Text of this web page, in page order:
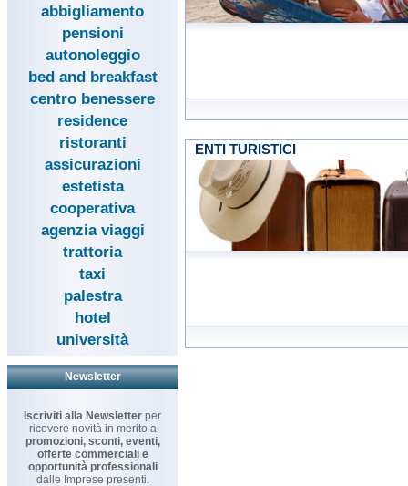
abbigliamento
pensioni
autonoleggio
bed and breakfast
centro benessere
residence
ristoranti
assicurazioni
estetista
cooperativa
agenzia viaggi
trattoria
taxi
palestra
hotel
università
Newsletter
Iscriviti alla Newsletter per
ricevere novità in merito a
promozioni, sconti, eventi,
offerte commerciali e
opportunità professionali
dalle Imprese presenti.
ENTI TURISTICI